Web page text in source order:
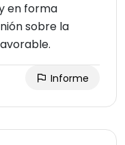
en forma
sobre la
Informe